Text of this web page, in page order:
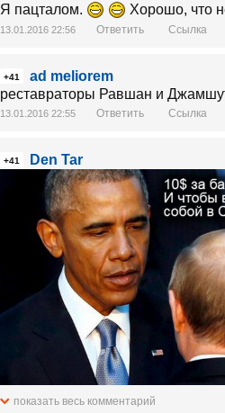
Я пацталом. Хорошо, что
13.01.2016 22:56 Ответить Ссылка
+41
ad meliorem
реставраторы Равшан и
13.01.2016 22:55 Ответить Ссылка
+41 Den Tar
показать весь комментарий